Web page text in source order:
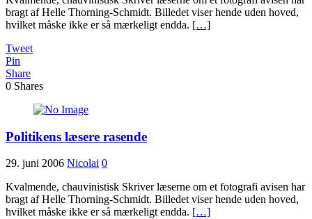
bragt af Helle Thorning-Schmidt. Billedet viser hende uden hoved,
hvilket måske ikke er så mærkeligt endda. […]
Tweet
Pin
Share
0 Shares
Politikens læsere rasende
29. juni 2006 Nicolai 0
Kvalmende, chauvinistisk Skriver læserne om et fotografi avisen har
bragt af Helle Thorning-Schmidt. Billedet viser hende uden hoved,
hvilket måske ikke er så mærkeligt endda. […]